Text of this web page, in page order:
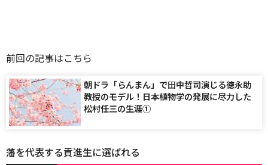
前回の記事はこちら
朝ドラ「らんまん」で田中哲司演じる徳永助
教授のモデル！日本植物学の発展に尽力した
松村任三の生涯①
藩を代表する貢進生に選ばれる